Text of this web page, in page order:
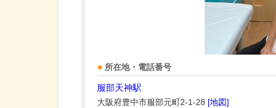
所在地・電話番号
服部天神駅
大阪府豊中市服部元町2-1-28 [地図]